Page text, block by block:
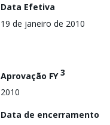
Data Efetiva
19 de janeiro de 2010
Aprovação FY3
2010
Data de encerramento